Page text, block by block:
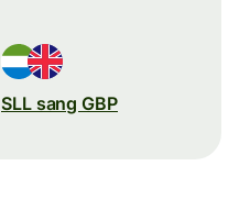
SLL sang GBP